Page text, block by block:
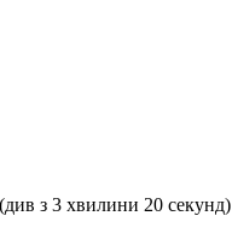
з 3 хвилини 20 секунд)